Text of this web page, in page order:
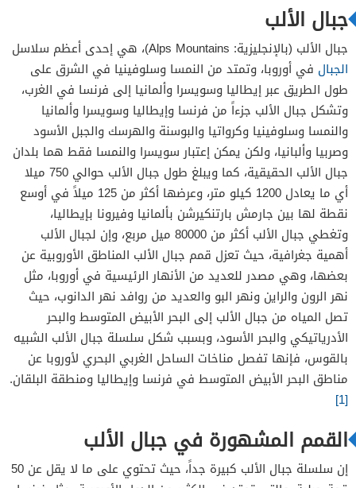
قمة ماتارهورن
قمة بيز بيرنينا
جبال الألب
جبال الألب (بالإنجليزية: Alps Mountains)، هي إحدى أعظم سلاسل
الجبال في أوروبا، وتمتد من النمسا وسلوفينيا في الشرق على
طول الطريق عبر إيطاليا وسويسرا وألمانيا إلى فرنسا في الغرب،
وتشكل جبال الألب جزءاً من فرنسا وإيطاليا وسويسرا وألمانيا
والنمسا وسلوفينيا وكرواتيا والبوسنة والهرسك والجبل الأسود
وصربيا وألبانيا، ولكن يمكن إعتبار سويسرا والنمسا فقط هما بلدان
جبال الألب الحقيقية، كما ويبلغ طول جبال الألب حوالي 750 ميلا
أي ما يعادل 1200 كيلو متر، وعرضها أكثر من 125 ميلاً في أوسع
نقطة لها بين جارمش بارتنكيرشن بألمانيا وفيرونا بإيطاليا،
وتغطي جبال الألب أكثر من 80000 ميل مربع، وإن لجبال الألب
أهمية جغرافية، حيث تعزل قمم جبال الألب المناطق الأوروبية عن
بعضها، وهي مصدر للعديد من الأنهار الرئيسية في أوروبا، مثل
نهر الرون والراين ونهر البو والعديد من روافد نهر الدانوب، حيث
تصل المياه من جبال الألب إلى البحر الأبيض المتوسط ​​والبحر
الأدرياتيكي والبحر الأسود، وبسبب شكل سلسلة جبال الألب الشبيه
بالقوس، فإنها تفصل مناخات الساحل الغربي البحري لأوروبا عن
مناطق البحر الأبيض المتوسط ​​في فرنسا وإيطاليا ومنطقة البلقان.
[1]
القمم المشهورة في جبال الألب
إن سلسلة جبال الألب كبيرة جداً، حيث تحتوي على ما لا يقل عن 50